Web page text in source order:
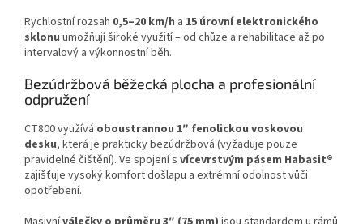
Rychlostní rozsah 0,5–20 km/h a 15 úrovní elektronického
sklonu umožňují široké využití – od chůze a rehabilitace až po
intervalový a výkonnostní běh.
Bezúdržbová běžecká plocha a profesionální
odpružení
CT800 využívá oboustrannou 1″ fenolickou voskovou
desku, která je prakticky bezúdržbová (vyžaduje pouze
pravidelné čištění). Ve spojení s vícevrstvým pásem Habasit®
zajišťuje vysoký komfort došlapu a extrémní odolnost vůči
opotřebení.